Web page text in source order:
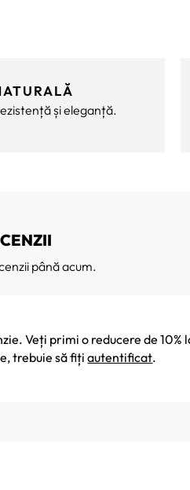
și eleganță.
până acum.
Veți primi o reducere de
trebuie să fițiautentificat.